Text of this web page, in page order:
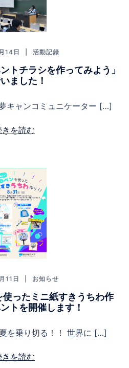
14日 活動記録
トチラシを作ってみよう」
ました！
キャンコミュニケーター […]
きを読む
11日 お知らせ
ったミニ紙すきうちわ作
トを開催します！
を乗り切る！！ 世界に […]
きを読む